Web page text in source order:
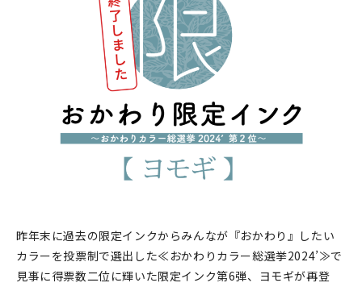
文房具
雑貨
昨年末に過去の限定インクからみんなが『おかわり』したい
カラーを投票制で選出した≪おかわりカラー総選挙2024’≫で
見事に得票数二位に輝いた限定インク第6弾、ヨモギが再登